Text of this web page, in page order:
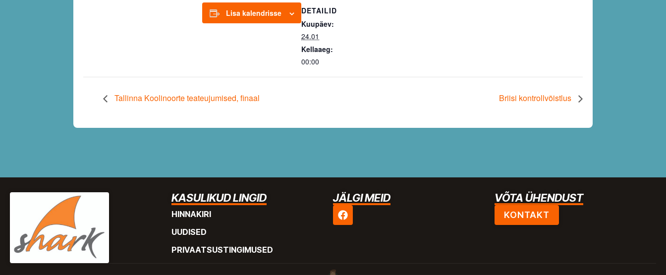
Lisa kalendrisse
DETAILID
Kuupäev:
24.01
Kellaaeg:
00:00
Tallinna Koolinoorte teateujumised, finaal Briisi kontrollvõistlus
KASULIKUD LINGID
HINNAKIRI
UUDISED
PRIVAATSUSTINGIMUSED
JÄLGI MEID VÕTA ÜHENDUST
KONTAKT